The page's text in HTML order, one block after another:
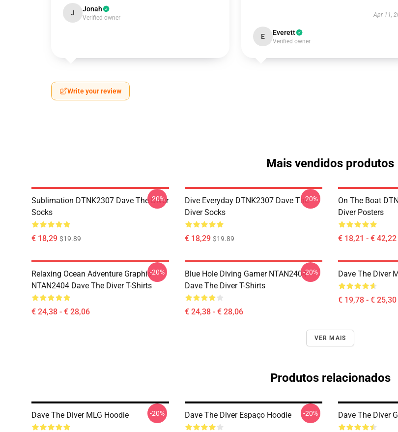
J Jonah
Verified owner Apr 11,
E Everett
Verified owner
Write your review
Mais vendidos produtos
Sublimation DTNK2307 Dave The Diver
Socks
€ 18,29 $19.89
-20%
Dive Everyday DTNK2307 Dave The
Diver Socks
€ 18,29 $19.89
-20%
On The Boat
Diver Posters
€ 18,21 - € 42,22
Relaxing Ocean Adventure Graphic
NTAN2404 Dave The Diver T-Shirts
€ 24,38 - € 28,06
-20%
Blue Hole Diving Gamer NTAN2404
Dave The Diver T-Shirts
€ 24,38 - € 28,06
-20% Dave The Diver
€ 19,78 - € 25,30
VER MAIS
Produtos relacionados
Dave The Diver MLG Hoodie -20% Dave The Diver Espaço Hoodie -20% Dave The Diver